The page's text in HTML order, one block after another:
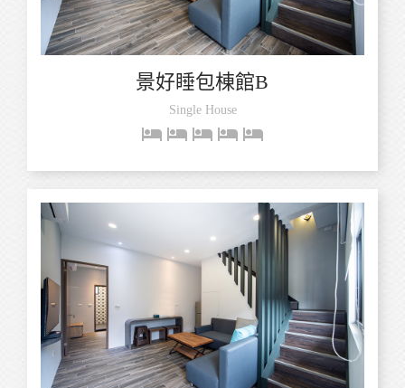
景好睡包棟館B
Single House
hotel hotel hotel hotel hotel